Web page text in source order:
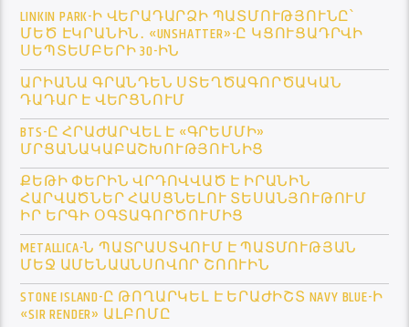
LINKIN PARK-Ի ՎԵՐԱԴԱՐՁԻ ՊԱՏՄՈՒԹՅՈՒՆԸ՝
ՄԵԾ ԷԿՐԱՆԻՆ․ «UNSHATTER»-Ը ԿՑՈՒՑԱԴՐՎԻ
ՍԵՊՏԵՄԲԵՐԻ 30-ԻՆ
ԱՐԻԱՆԱ ԳՐԱՆԴԵՆ ՍՏԵՂԾԱԳՈՐԾԱԿԱՆ
ԴԱԴԱՐ Է ՎԵՐՑՆՈՒՄ
BTS-Ը ՀՐԱԺԱՐՎԵԼ Է «ԳՐԵՄՄԻ»
ՄՐՑԱՆԱԿԱԲԱՇԽՈՒԹՅՈՒՆԻՑ
ՔԵԹԻ ՓԵՐԻՆ ՎՐԴՈՎՎԱԾ Է ԻՐԱՆԻՆ
ՀԱՐՎԱԾՆԵՐ ՀԱՍՑՆԵԼՈՒ ՏԵՍԱՆՅՈՒԹՈՒՄ
ԻՐ ԵՐԳԻ ՕԳՏԱԳՈՐԾՈՒՄԻՑ
METALLICA-Ն ՊԱՏՐԱՍՏՎՈՒՄ Է ՊԱՏՄՈՒԹՅԱՆ
ՄԵՋ ԱՄԵՆԱԱՆՍՈՎՈՐ ՇՈՈՒԻՆ
STONE ISLAND-Ը ԹՈՂԱՐԿԵԼ Է ԵՐԱԺԻՇՏ NAVY BLUE-Ի
«SIR RENDER» ԱԼԲՈՄԸ